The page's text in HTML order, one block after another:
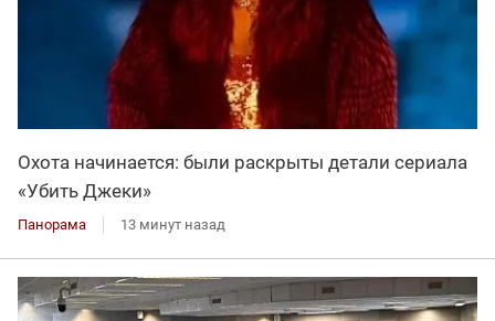
Охота начинается: были раскрыты детали сериала
«Убить Джеки»
Панорама 13 минут назад